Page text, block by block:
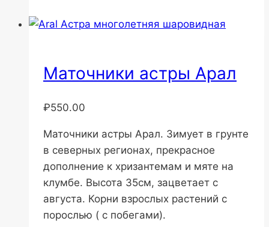
Маточники астры Арал
₽550.00
Маточники астры Арал. Зимует в грунте
в северных регионах, прекрасное
дополнение к хризантемам и мяте на
клумбе. Высота 35см, зацветает с
августа. Корни взрослых растений с
порослью ( с побегами).